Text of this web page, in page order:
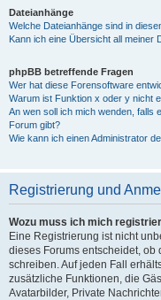
Dateianhänge
Welche Dateianhänge sind in
Kann ich eine Übersicht all meiner
phpBB betreffende Fragen
Wer hat diese Forensoftware
Warum ist Funktion x oder y nicht
An wen soll ich mich wenden, falls
Forum gibt?
Wie kann ich einen Administrator
Registrierung und
Wozu muss ich mich
Eine Registrierung ist nicht
dieses Forums entscheidet, ob
schreiben. Auf jeden Fall
zusätzliche Funktionen, die
Avatarbilder, Private